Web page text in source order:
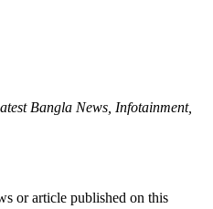
Bangla News, Infotainment,
or article published on this